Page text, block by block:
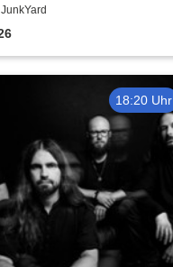
- European Tour
18:20 Uhr